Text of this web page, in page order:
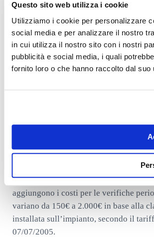
Questo sito web utilizza i cookie
Utilizziamo i cookie per personalizzare
social media e per analizzare il nostro
in cui utilizza il nostro sito con i nostri
pubblicità e social media, i quali
fornito loro o che hanno raccolto dal
Il costo dell’impianto di messa a terra
diversi fattori, tra cui:
Le dimensioni e la complessità
impianto in un piccolo appartamento
inferiore rispetto a un impianto in un
Il tipo di intervento: Se è necessario
La zona geografica
In generale, il costo per l’installazione
da un minimo di
arrivarea 1.000€per l’intervento base.
aggiungono i costi per le verifiche
variano da 150€ a 2.000€ in base alla
installata sull’impianto, secondo il
07/07/2005.